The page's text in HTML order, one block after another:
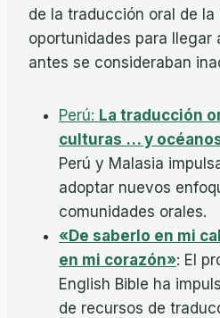
de la traducción oral de la
oportunidades para llegar
antes se consideraban
Perú: La traducción
culturas … y
Perú y Malasia
adoptar nuevos
comunidades orales.
«De saberlo en mi
en mi corazón»: El
English Bible ha
de recursos de